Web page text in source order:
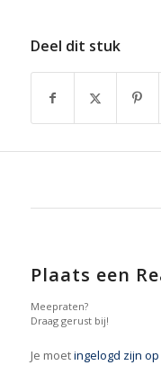
Deel dit stuk
Plaats een
Meepraten?
Draag gerust bij!
Je moetingelogd zijn op